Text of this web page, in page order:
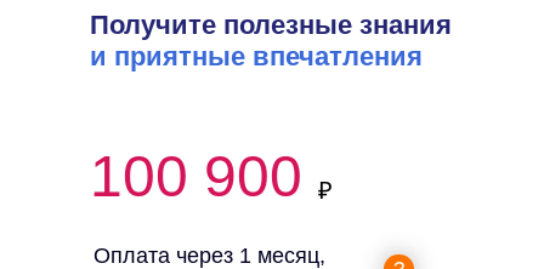
Получите полезные знания
и приятные впечатления
Оплата через 1 месяц,
100 900 ₽